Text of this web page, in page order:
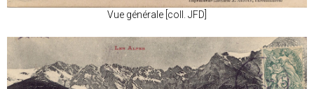
Vue générale [coll. JFD]